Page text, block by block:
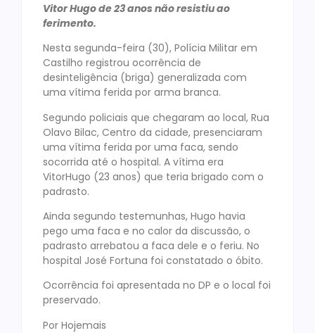
Vitor Hugo de 23 anos não resistiu ao
ferimento.
Nesta segunda-feira (30), Polícia Militar em
Castilho registrou ocorrência de
desinteligência (briga) generalizada com
uma vítima ferida por arma branca.
Segundo policiais que chegaram ao local, Rua
Olavo Bilac, Centro da cidade, presenciaram
uma vítima ferida por uma faca, sendo
socorrida até o hospital. A vítima era
VitorHugo (23 anos) que teria brigado com o
padrasto.
Ainda segundo testemunhas, Hugo havia
pego uma faca e no calor da discussão, o
padrasto arrebatou a faca dele e o feriu. No
hospital José Fortuna foi constatado o óbito.
Ocorrência foi apresentada no DP e o local foi
preservado.
Por Hojemais